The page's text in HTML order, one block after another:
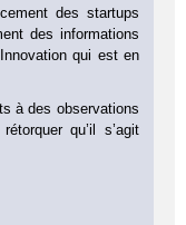
des startups
des informations
qui est en
à des observations
qu’il s’agit